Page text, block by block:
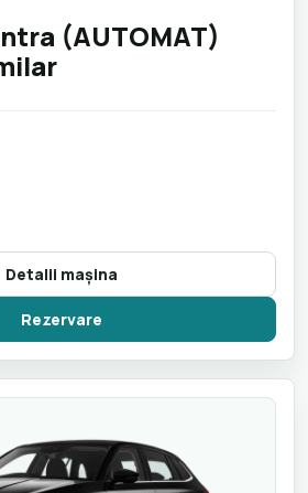
(AUTOMAT)
Detalii maşina
Rezervare